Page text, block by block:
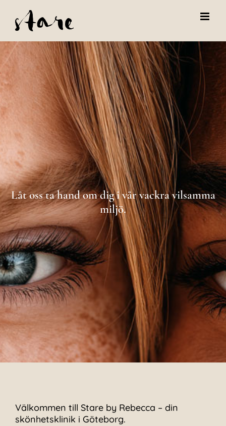
content
Låt oss ta hand om dig i vår vackra vilsamma
miljö.
Välkommen till Stare by Rebecca – din
skönhetsklinik i Göteborg.